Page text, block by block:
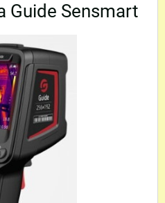
Guide Sensmart